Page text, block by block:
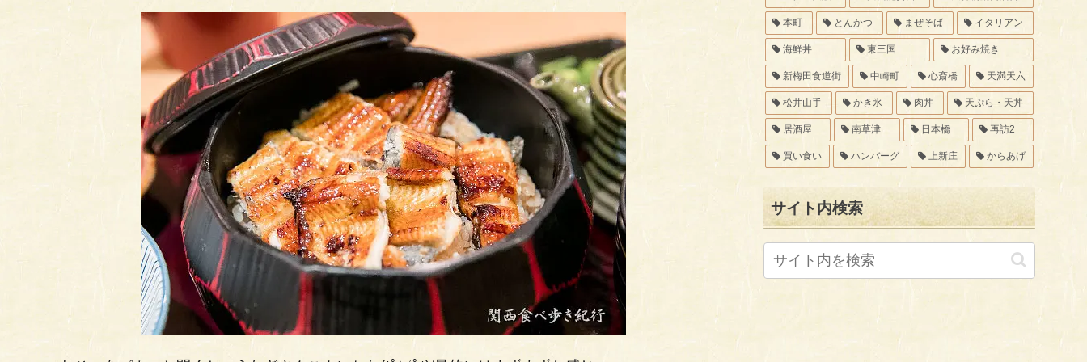
本町 とんかつ まぜそば イタリアン
海鮮丼 東三国 お好み焼き
新梅田食道街 中崎町 心斎橋 天満天六
松井山手 かき氷 肉丼 天ぷら・天丼
居酒屋 南草津 日本橋 再訪2
買い食い ハンバーグ 上新庄 からあげ
サイト内検索